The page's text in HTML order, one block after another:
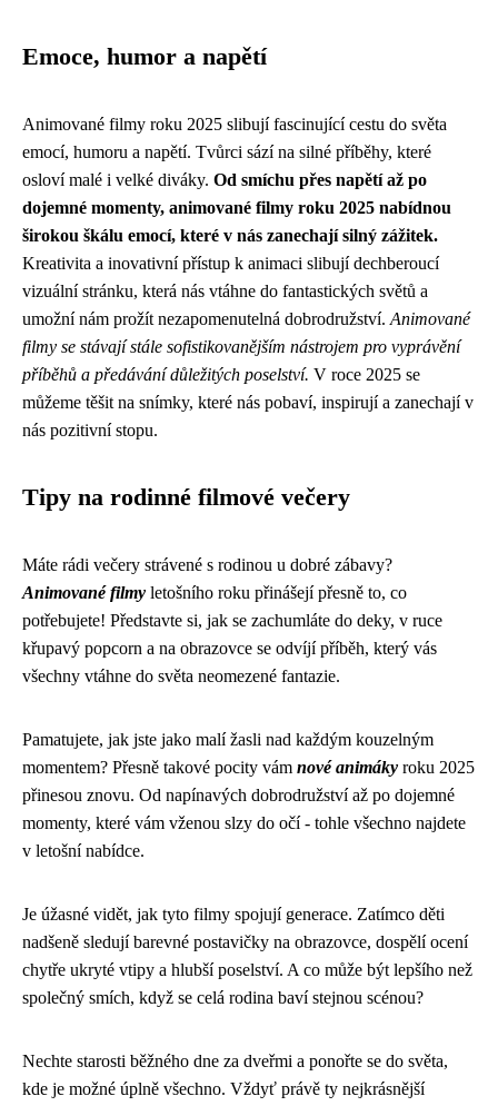
Emoce, humor a napětí
Animované filmy roku 2025 slibují fascinující cestu do světa
emocí, humoru a napětí. Tvůrci sází na silné příběhy, které
osloví malé i velké diváky. Od smíchu přes napětí až po
dojemné momenty, animované filmy roku 2025 nabídnou
širokou škálu emocí, které v nás zanechají silný zážitek.
Kreativita a inovativní přístup k animaci slibují dechberoucí
vizuální stránku, která nás vtáhne do fantastických světů a
umožní nám prožít nezapomenutelná dobrodružství. Animované
filmy se stávají stále sofistikovanějším nástrojem pro vyprávění
příběhů a předávání důležitých poselství. V roce 2025 se
můžeme těšit na snímky, které nás pobaví, inspirují a zanechají v
nás pozitivní stopu.
Tipy na rodinné filmové večery
Máte rádi večery strávené s rodinou u dobré zábavy?
Animované filmy letošního roku přinášejí přesně to, co
potřebujete! Představte si, jak se zachumláte do deky, v ruce
křupavý popcorn a na obrazovce se odvíjí příběh, který vás
všechny vtáhne do světa neomezené fantazie.
Pamatujete, jak jste jako malí žasli nad každým kouzelným
momentem? Přesně takové pocity vám nové animáky roku 2025
přinesou znovu. Od napínavých dobrodružství až po dojemné
momenty, které vám vženou slzy do očí - tohle všechno najdete
v letošní nabídce.
Je úžasné vidět, jak tyto filmy spojují generace. Zatímco děti
nadšeně sledují barevné postavičky na obrazovce, dospělí ocení
chytře ukryté vtipy a hlubší poselství. A co může být lepšího než
společný smích, když se celá rodina baví stejnou scénou?
Nechte starosti běžného dne za dveřmi a ponořte se do světa,
kde je možné úplně všechno. Vždyť právě ty nejkrásnější